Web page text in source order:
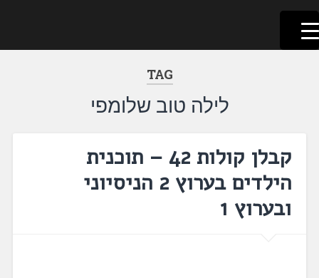
דלג
לתוכן
לשוניאדה
עברית. לשון. שפה
TAG
לילה טוב שלומפי
קבלן קולות 42 – תוכנית
הילדים בערוץ 2 הניסיוני
ובערוץ 1